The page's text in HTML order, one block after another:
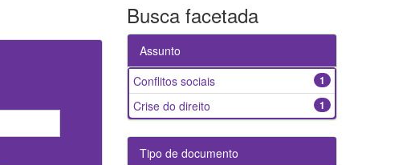
Busca facetada
Assunto
1
Conflitos sociais
1
Crise do direito
Tipo de documento